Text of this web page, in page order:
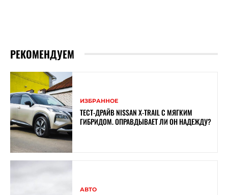
РЕКОМЕНДУЕМ
ИЗБРАННОЕ
ТЕСТ-ДРАЙВ NISSAN X-TRAIL С МЯГКИМ
ГИБРИДОМ. ОПРАВДЫВАЕТ ЛИ ОН НАДЕЖДУ?
АВТО